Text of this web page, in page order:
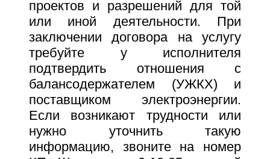
проектов и разрешений для той
или иной деятельности. При
заключении договора на услугу
требуйте у исполнителя
подтвердить отношения с
балансодержателем (УЖКХ) и
поставщиком электроэнергии.
Если возникают трудности или
нужно уточнить такую
информацию, звоните на номер